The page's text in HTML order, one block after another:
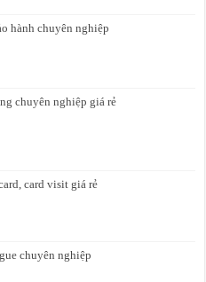
hành chuyên nghiệp
chuyên nghiệp giá rẻ
card visit giá rẻ
chuyên nghiệp